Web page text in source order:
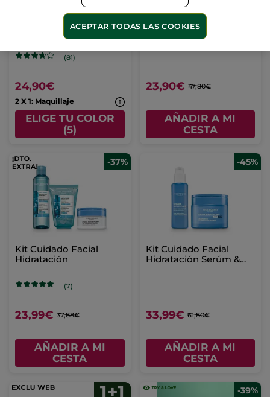
BB Cream hidratante
SPF50 - Claro
(81)
24,90€
2 X 1: Maquillaje
ELIGE TU COLOR
(5)
1+1 Gel-Crema
Hidratante
23,90€ 47,80€
AÑADIR A MI
CESTA
-37%
Kit Cuidado Facial
Hidratación
(7)
23,99€ 37,88€
AÑADIR A MI
CESTA
-45%
Kit Cuidado Facial
Hidratación Serúm &
33,99€ 61,80€
AÑADIR A MI
CESTA
-39%
ACEPTAR TODAS LAS COOKIES